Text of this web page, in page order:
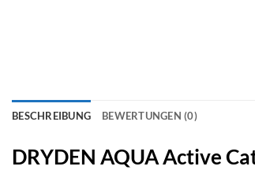
BESCHREIBUNG BEWERTUNGEN (0)
DRYDEN AQUA Active